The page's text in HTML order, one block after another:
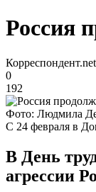
Россия
0
192
Фото: Людмила
С 24 февраля в
В День
агрессии